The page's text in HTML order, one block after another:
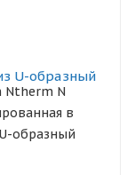
Ntherm N
в
образный